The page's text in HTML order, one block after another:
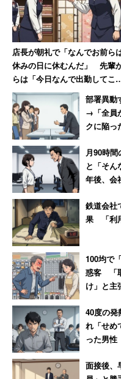
店長が朝礼で「なんでお前ら
休みの日に休むんだ」 先輩
らは「今日なんで出勤してこ
いの!?」休日なのに言われた女
【前編】
部署異動
→「全員が一
クに陥っ
月90時
と「そ
年後、会
鉄道会社
果 「利
100均で
惑客 「
け」と主
40度の発
れ「せめ
った男
面接後